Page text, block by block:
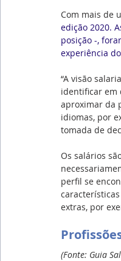
Com mais de
edição 2020.
posição -,
experiência
“A visão
identificar em
aproximar da
idiomas, por
tomada de
Os salários
perfil se
extras, por
(Fonte: Guia